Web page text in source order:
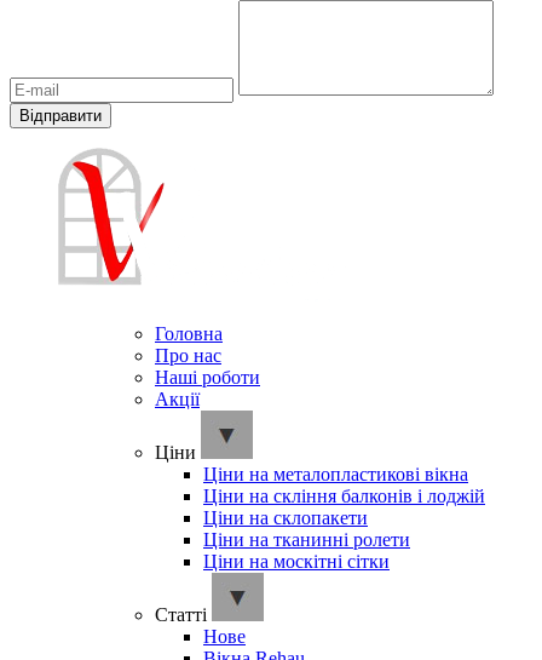
Головна
Про нас
Наші роботи
Акції
Ціни
Ціни на металопластикові вікна
Ціни на скління балконів і лоджій
Ціни на склопакети
Ціни на тканинні ролети
Ціни на москітні сітки
Cтатті
Нове